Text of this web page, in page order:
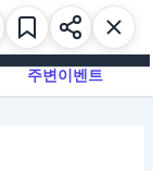
주변이벤트